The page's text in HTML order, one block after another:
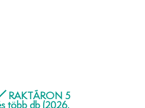
RAKTÁRON 5
több db (2026.